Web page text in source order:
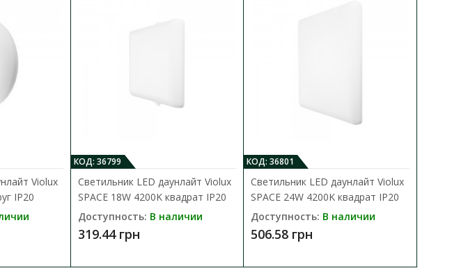
матовый поликарбонат
потока: ≤0,5 с
(on/off): ≥20 000
А
Violux
IP20
КОД: 36799
Светильник LED даунлайт Violux
SPACE 18W 4200K квадрат IP20
Доступность: В наличии
319.44 грн
КОД: 36801
Светильник LED даунлайт Violux
SPACE 24W 4200K квадрат IP20
Доступность: В наличии
506.58 грн